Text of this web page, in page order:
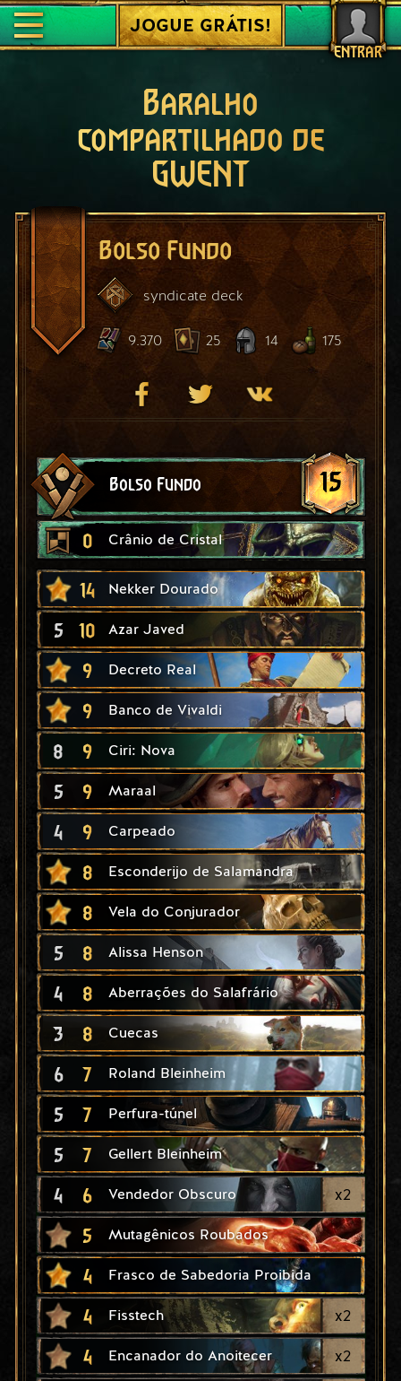
ENTRAR
JOGUE GRÁTIS!
Baralho
compartilhado de
GWENT
Bolso Fundo
syndicate deck
9.370 25 14 175
Bolso Fundo 15
0 Crânio de Cristal
14 Nekker Dourado
5 10 Azar Javed
9 Decreto Real
9 Banco de Vivaldi
8 9 Ciri: Nova
5 9 Maraal
4 9 Carpeado
8 Esconderijo de Salamandra
8 Vela do Conjurador
5 8 Alissa Henson
4 8 Aberrações do Salafrário
3 8 Cuecas
6 7 Roland Bleinheim
5 7 Perfura-túnel
5 7 Gellert Bleinheim
4 6 Vendedor Obscuro x2
5 Mutagênicos Roubados
4 Frasco de Sabedoria Proibida
4 Fisstech x2
4 Encanador do Anoitecer x2